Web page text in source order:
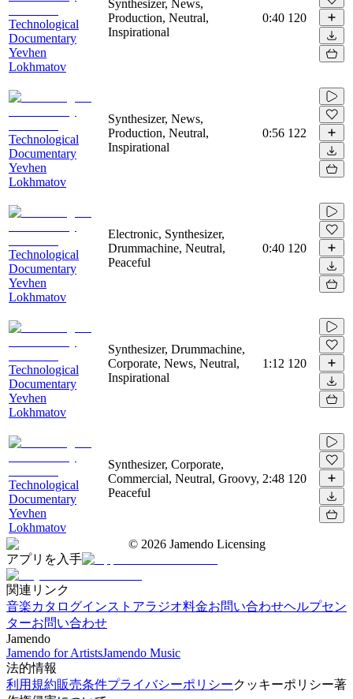
Technological
Documentary
Yevhen
Lokhmatov
Synthesizer, News,
Production, Neutral,
Inspirational
0:40 120
Technological
Documentary
Yevhen
Lokhmatov
Synthesizer, News,
Production, Neutral,
Inspirational
0:56 122
Technological
Documentary
Yevhen
Lokhmatov
Electronic, Synthesizer,
Drummachine, Neutral,
Peaceful
0:40 120
Technological
Documentary
Yevhen
Lokhmatov
Synthesizer, Drummachine,
Corporate, News, Neutral,
Inspirational
1:12 120
Technological
Documentary
Yevhen
Lokhmatov
Synthesizer, Corporate,
Commercial, Neutral, Groovy,
Peaceful
2:48 120
© 2026 Jamendo Licensing
アプリを入手
関連リンク
音楽カタログインストアラジオ料金お問い合わせヘルプセン
ターお問い合わせ
Jamendo
Jamendo for ArtistsJamendo Music
法的情報
利用規約販売条件プライバシーポリシークッキーポリシー著